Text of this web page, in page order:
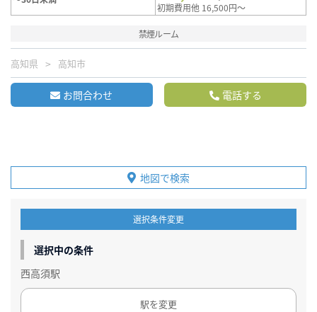
初期費用他 16,500円～
禁煙ルーム
高知県 高知市
お問合わせ 電話する
地図で検索
選択条件変更
選択中の条件
西高須駅
駅を変更